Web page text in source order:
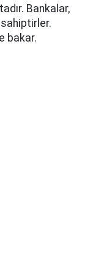
Bankalar,
bakar.